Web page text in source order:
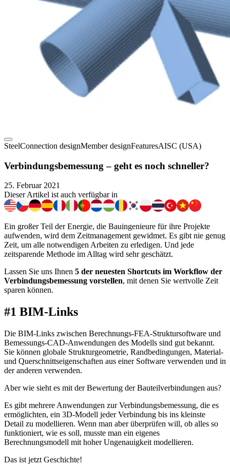
SteelConnection designMember designFeaturesAISC (USA)
Verbindungsbemessung – geht es noch schneller?
25. Februar 2021
Dieser Artikel ist auch verfügbar in
Ein großer Teil der Energie, die Bauingenieure für ihre Projekte
aufwenden, wird dem Zeitmanagement gewidmet. Es gibt nie genug
Zeit, um alle notwendigen Arbeiten zu erledigen. Und jede
zeitsparende Methode im Alltag wird sehr geschätzt.
Lassen Sie uns Ihnen 5 der neuesten Shortcuts im Workflow der
Verbindungsbemessung vorstellen, mit denen Sie wertvolle Zeit
sparen können.
#1 BIM-Links
Die BIM-Links zwischen Berechnungs-FEA-Struktursoftware und
Bemessungs-CAD-Anwendungen des Modells sind gut bekannt.
Sie können globale Strukturgeometrie, Randbedingungen, Material-
und Querschnittseigenschaften aus einer Software verwenden und in
der anderen verwenden.
Aber wie sieht es mit der Bewertung der Bauteilverbindungen aus?
Es gibt mehrere Anwendungen zur Verbindungsbemessung, die es
ermöglichten, ein 3D-Modell jeder Verbindung bis ins kleinste
Detail zu modellieren. Wenn man aber überprüfen will, ob alles so
funktioniert, wie es soll, musste man ein eigenes
Berechnungsmodell mit hoher Ungenauigkeit modellieren.
Das ist jetzt Geschichte!